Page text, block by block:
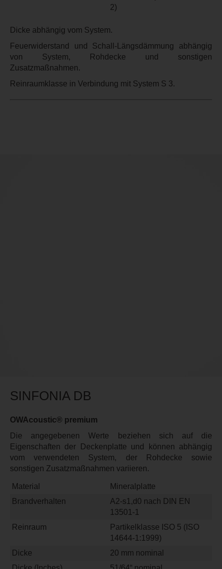
2)
Dicke abhängig vom System.
Feuerwiderstand und Schall-Längsdämmung abhängig
von System, Rohdecke und sonstigen
Zusatzmaßnahmen.
Reinraumklasse in Verbindung mit System S 3.
SINFONIA DB
OWAcoustic® premium
Die angegebenen Werte beziehen sich auf die
Eigenschaften der Deckenplatte und können abhängig
vom verwendeten System, der Rohdecke sowie
sonstigen Zusatzmaßnahmen variieren.
Material
Mineralplatte
Brandverhalten
A2-s1,d0 nach DIN EN
13501-1
Reinraum
Partikelklasse ISO 5 (ISO
14644-1:1999)
Dicke
20 mm nominal